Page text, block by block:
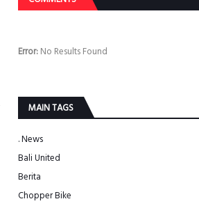
Error:No Results Found
MAIN TAGS
. News
Bali United
Berita
Chopper Bike